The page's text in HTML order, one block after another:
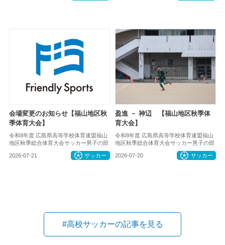
会場変更のお知らせ【福山地区秋
季体育大会】
令和8年度 広島県高等学校体育連盟福山
地区秋季総合体育大会サッカー男子の部
2026-07-21 サッカー
盈進 － 神辺 【福山地区秋季体
育大会】
令和8年度 広島県高等学校体育連盟福山
地区秋季総合体育大会サッカー男子の部
2026-07-20 サッカー
#高校サッカーの記事を見る